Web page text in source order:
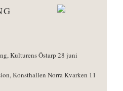
Kulturens Östarp 28 juni
Konsthallen Norra Kvarken 11